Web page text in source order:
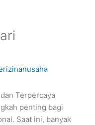
Terpercaya
penting bagi
Saat ini, banyak